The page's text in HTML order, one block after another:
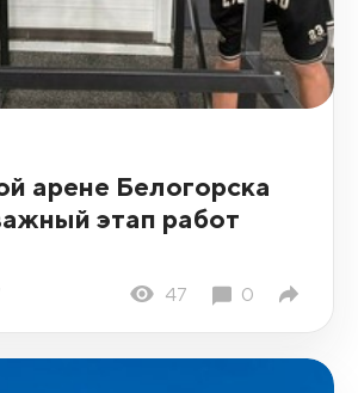
арене Белогорска
этап работ
47 0